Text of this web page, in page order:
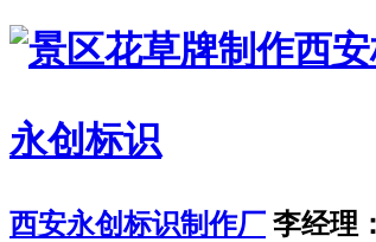
永创标识
西安永创标识制作厂 李经理